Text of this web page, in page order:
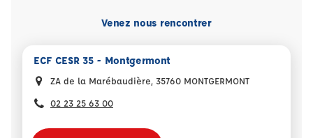
Venez nous rencontrer
ECF CESR 35 - Montgermont
ZA de la Marébaudière, 35760 MONTGERMONT
02 23 25 63 00